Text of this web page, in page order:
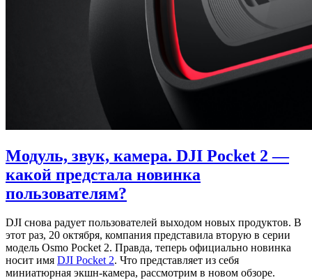
Модуль, звук, камера. DJI Pocket 2 —
какой предстала новинка
пользователям?
DJI снова радует пользователей выходом новых продуктов. В
этот раз, 20 октября, компания представила вторую в серии
модель Osmo Pocket 2. Правда, теперь официально новинка
носит имя DJI Pocket 2. Что представляет из себя
миниатюрная экшн-камера, рассмотрим в новом обзоре.